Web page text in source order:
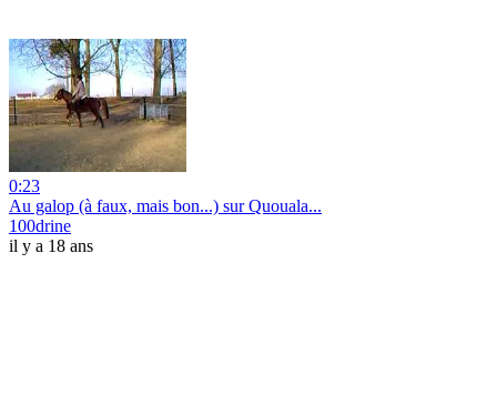
0:23
Au galop (à faux, mais bon...) sur Quouala...
100drine
il y a 18 ans